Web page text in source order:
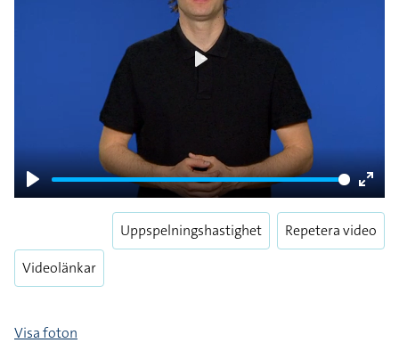
Play
Enter
Videolänkar
Uppspelningshastighet Repetera video
Visa foton